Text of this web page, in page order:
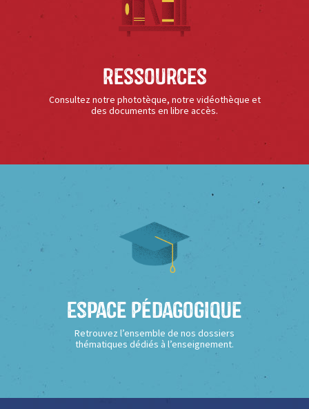
Ressources
Consultez notre phototèque, notre vidéothèque et
des documents en libre accès.
Espace Pédagogique
Retrouvez l’ensemble de nos dossiers
thématiques dédiés à l’enseignement.